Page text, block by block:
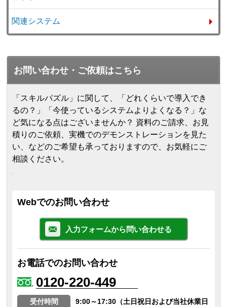
関連システム
お問い合わせ・ご依頼はこちら
「スキルパズル」に関して、「どれくらいで導入でき
るの？」「今使っているシステムよりよくなる？」な
ど気になる点はございませんか？ 資料のご請求、お見
積りのご依頼、実機でのデモンストレーションを見た
い、などのご希望も承っておりますので、お気軽にご
相談ください。
Webでのお問い合わせ
入力フォームから問い合わせる
お電話でのお問い合わせ
0120-220-449
受付時間
9:00～17:30（土日祝日および当社休業日